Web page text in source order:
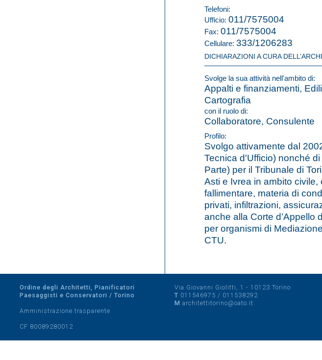
Telefoni:
Ufficio: 011/7575004
Fax: 011/7575004
Cellulare: 333/1206283
DICHIARAZIONI A CURA
Svolge la sua attività nell'ambito di:
Appalti e finanziamenti,
Cartografia
con il ruolo di:
Collaboratore, Consulente
Profilo:
Svolgo attivamente dal
Tecnica d'Ufficio) nonché
Parte) per il Tribunale di
Asti e Ivrea in ambito
fallimentare, materia di
privati, infiltrazioni,
anche alla Corte d’Appello
per organismi di
CTU.
Ordine degli Architetti, Pianificatori
Paesaggisti e Conservatori / Torino
Amministrazione trasparente
CF 80089280012
Via Giovanni Giolitti, 1 - 10123 Torino
T 011546975 / 011538292
M architettitorino@oato.it